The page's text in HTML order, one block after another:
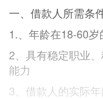
一、借款人所需条
1.、年龄在18-60岁
2、具有稳定职业
能力
3、借款人的实际